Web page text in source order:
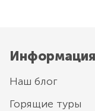
Информация
Наш блог
Горящие туры